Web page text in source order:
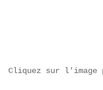
Cliquez sur l'image